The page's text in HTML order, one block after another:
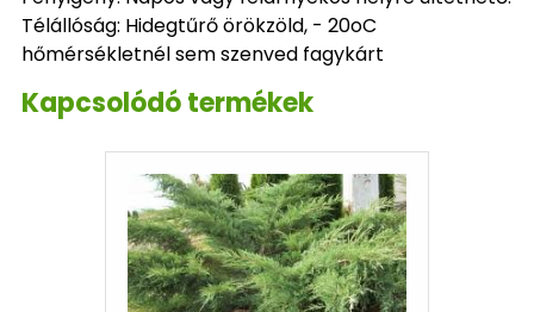
Télállóság: Hidegtűrő örökzöld, - 20oC
hőmérsékletnél sem szenved fagykárt
Kapcsolódó termékek